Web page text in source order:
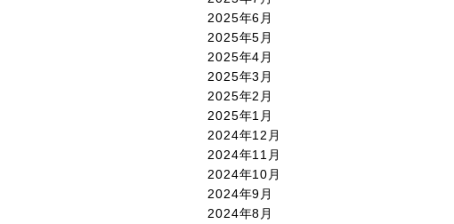
2025年6月
2025年5月
2025年4月
2025年3月
2025年2月
2025年1月
2024年12月
2024年11月
2024年10月
2024年9月
2024年8月